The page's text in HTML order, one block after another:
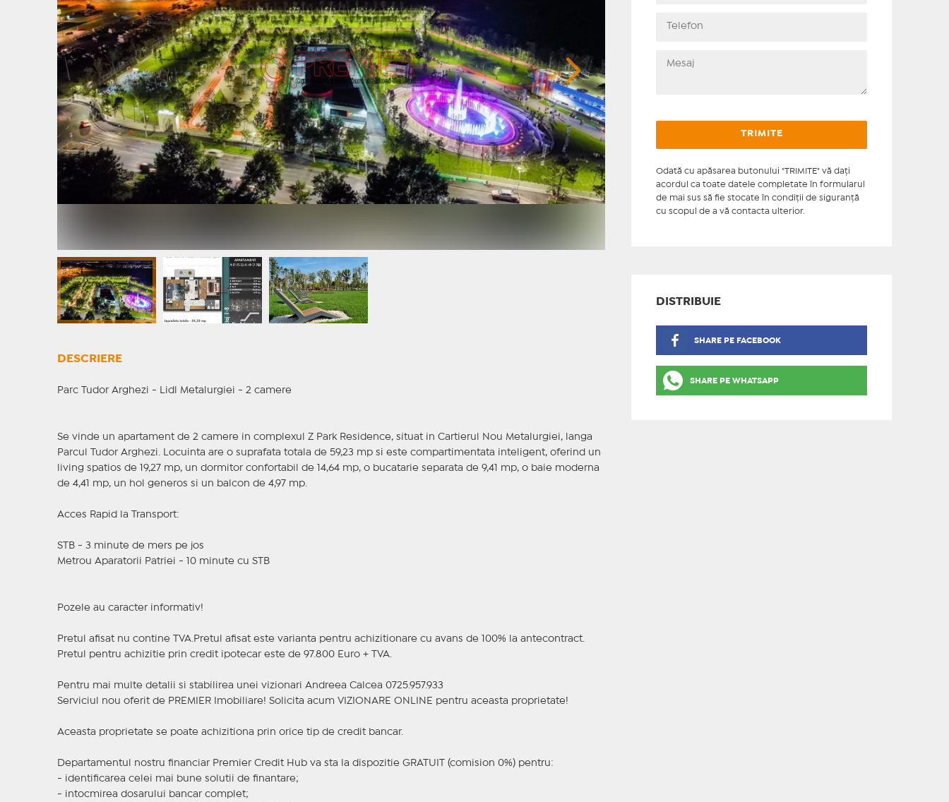
DESCRIERE
Parc Tudor Arghezi - Lidl Metalurgiei - 2 camere
Se vinde un apartament de 2 camere in complexul Z Park Residence, situat in Cartierul Nou Metalurgiei, langa
Parcul Tudor Arghezi. Locuinta are o suprafata totala de 59,23 mp si este compartimentata inteligent, oferind un
living spatios de 19,27 mp, un dormitor confortabil de 14,64 mp, o bucatarie separata de 9,41 mp, o baie moderna
de 4,41 mp, un hol generos si un balcon de 4,97 mp.
Acces Rapid la Transport:
STB - 3 minute de mers pe jos
Metrou Aparatorii Patriei - 10 minute cu STB
Pozele au caracter informativ!
Pretul afisat nu contine TVA.Pretul afisat este varianta pentru achizitionare cu avans de 100% la antecontract.
Pretul pentru achizitie prin credit ipotecar este de 97.800 Euro + TVA.
Pentru mai multe detalii si stabilirea unei vizionari Andreea Calcea 0725.957.933
Serviciul nou oferit de PREMIER Imobiliare! Solicita acum VIZIONARE ONLINE pentru aceasta proprietate!
Aceasta proprietate se poate achizitiona prin orice tip de credit bancar.
Departamentul nostru financiar Premier Credit Hub va sta la dispozitie GRATUIT (comision 0%) pentru:
- identificarea celei mai bune solutii de finantare;
- intocmirea dosarului bancar complet;
Odată cu apăsarea butonului "TRIMITE" vă daţi
acordul ca toate datele completate în formularul
de mai sus să fie stocate în condiţii de siguranţă
cu scopul de a vă contacta ulterior.
DISTRIBUIE
SHARE PE FACEBOOK
SHARE PE WHATSAPP